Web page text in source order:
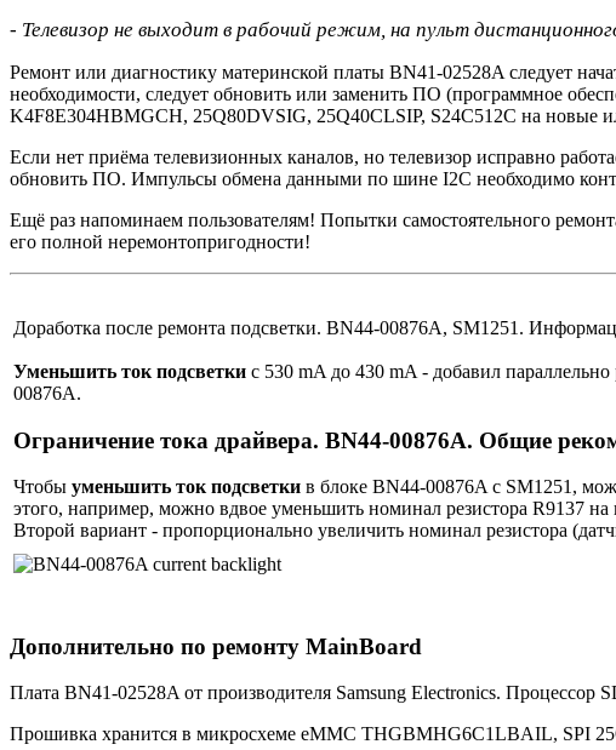
- Телевизор не выходит в рабочий режим, на пульт
Ремонт или диагностику материнской платы BN41-02528A следует
необходимости, следует обновить или заменить ПО (программное
K4F8E304HBMGCH, 25Q80DVSIG, 25Q40CLSIP, S24C512C на новые
Если нет приёма телевизионных каналов, но телевизор исправно
обновить ПО. Импульсы обмена данными по шине I2C необходимо
Ещё раз напоминаем пользователям! Попытки самостоятельного
его полной неремонтопригодности!
Доработка после ремонта подсветки. BN44-00876A, SM1251.
Уменьшить ток подсветки с 530 mA до 430 mA - добавил
00876A.
Ограничение тока драйвера. BN44-00876A. Общие
Чтобы уменьшить ток подсветки в блоке BN44-00876A с SM1251,
этого, например, можно вдвое уменьшить номинал резистора R9137
Второй вариант - пропорционально увеличить номинал резистора
Дополнительно по ремонту MainBoard
Плата BN41-02528A от производителя Samsung Electronics. Процессор
Прошивка хранится в микросхеме eMMC THGBMHG6C1LBAIL, SPI